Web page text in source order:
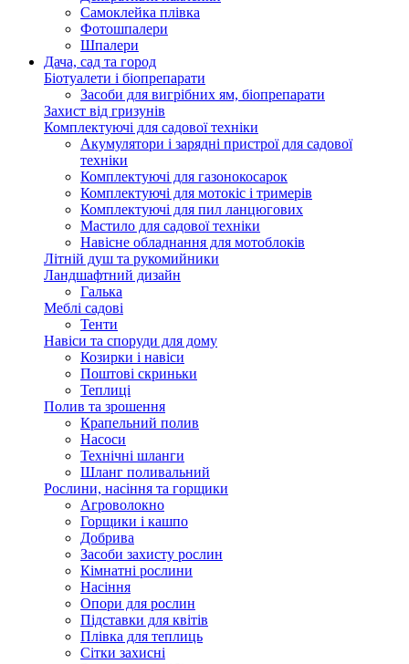
Самоклейка плівка
Фотошпалери
Шпалери
Дача, сад та город
Біотуалети і біопрепарати
Засоби для вигрібних ям, біопрепарати
Захист від гризунів
Комплектуючі для садової техніки
Акумулятори і зарядні пристрої для садової
техніки
Комплектуючі для газонокосарок
Комплектуючі для мотокіс і тримерів
Комплектуючі для пил ланцюгових
Мастило для садової техніки
Навісне обладнання для мотоблоків
Літній душ та рукомийники
Ландшафтний дизайн
Галька
Меблі садові
Тенти
Навіси та споруди для дому
Козирки і навіси
Поштові скриньки
Теплиці
Полив та зрошення
Крапельний полив
Насоси
Технічні шланги
Шланг поливальний
Рослини, насіння та горщики
Агроволокно
Горщики і кашпо
Добрива
Засоби захисту рослин
Кімнатні рослини
Насіння
Опори для рослин
Підставки для квітів
Плівка для теплиць
Сітки захисні